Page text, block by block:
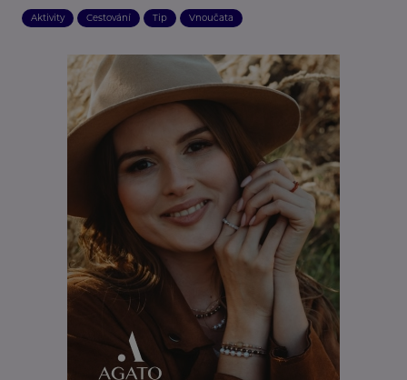
Aktivity Cestování Tip Vnoučata